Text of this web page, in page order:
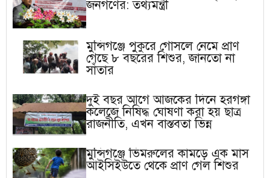
জনগণের: তথ্যমন্ত্রী
মুন্সিগঞ্জে পুকুরে গোসলে নেমে প্রাণ
গেছে ৮ বছরের শিশুর, জানতো না
সাঁতার
দুই বছর আগে আজকের দিনে হরগঙ্গা
কলেজে নিষিদ্ধ ঘোষণা করা হয় ছাত্র
রাজনীতি, এখন বাস্তবতা ভিন্ন
মুন্সিগঞ্জে ভিমরুলের কামড়ে এক মাস
আইসিইউতে থেকে প্রাণ গেল শিশুর